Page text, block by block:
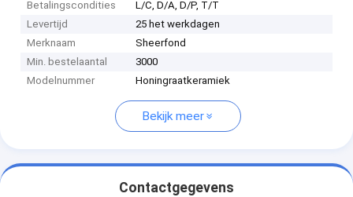
Betalingscondities
L/C, D/A, D/P, T/T
Levertijd
25 het werkdagen
Merknaam
Sheerfond
Min. bestelaantal
3000
Modelnummer
Honingraatkeramiek
Bekijk meer
Contactgegevens